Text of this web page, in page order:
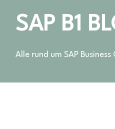
SAP B1
Alle rund um SAP